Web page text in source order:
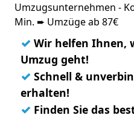
Umzugsunternehmen -
Min. ➨ Umzüge ab 87€
✓ Wir helfen Ihnen,
Umzug geht!
✓ Schnell &
erhalten!
✓ Finden Sie das